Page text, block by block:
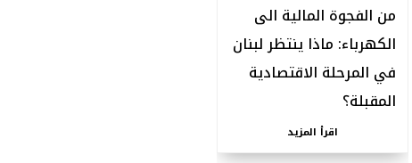
من الفجوة المالية الى
الكهرباء: ماذا ينتظر لبنان
في المرحلة الاقتصادية
المقبلة؟
اقرأ المزيد